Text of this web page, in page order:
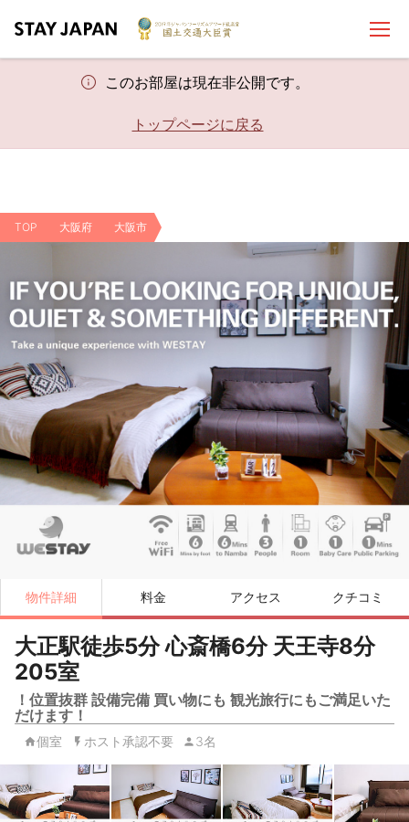
このお部屋は現在非公開です。
トップページに戻る
TOP 大阪府 大阪市
物件詳細 料金 アクセス クチコミ
大正駅徒歩5分 心斎橋6分 天王寺8分
205室
！位置抜群 設備完備 買い物にも 観光旅行にもご満足いた
だけます！
個室 ホスト承認不要 3名